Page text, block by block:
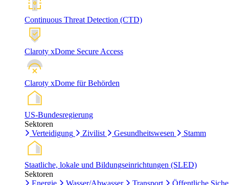
Continuous Threat Detection (CTD)
Claroty xDome Secure Access
Claroty xDome für Behörden
US-Bundesregierung
Sektoren
Verteidigung
Zivilist Gesundheitswesen Stamm
Staatliche, lokale und Bildungseinrichtungen (SLED)
Sektoren
Energie
Wasser/Abwasser Transport Öffentliche